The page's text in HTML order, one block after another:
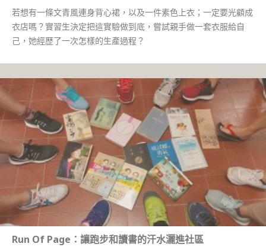
若想有一條文青風連身背心裙，以及一件素色上衣；一定要光顧成
衣店嗎？實習生決定把這實驗做到底，嘗試親手做一套衣服給自
己，她經歷了一次怎樣的生產過程？
Run Of Page：讓跑步和讀書的汗水灑進社區